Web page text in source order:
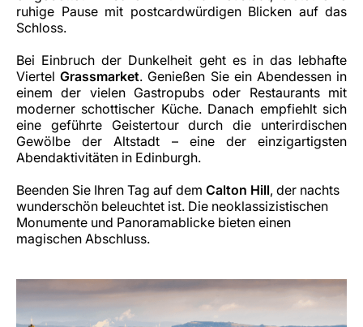
ruhige Pause mit postcardwürdigen Blicken auf das
Schloss.
Bei Einbruch der Dunkelheit geht es in das lebhafte
ViertelGrassmarket. Genießen Sie ein Abendessen in
einem der vielen Gastropubs oder Restaurants mit
moderner schottischer Küche. Danach empfiehlt sich
eine geführte Geistertour durch die unterirdischen
Gewölbe der Altstadt – eine der einzigartigsten
Abendaktivitäten in Edinburgh.
Beenden Sie Ihren Tag auf dem Calton Hill, der nachts
wunderschön beleuchtet ist. Die neoklassizistischen
Monumente und Panoramablicke bieten einen
magischen Abschluss.